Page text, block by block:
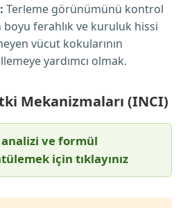
Terleme görünümünü kontrol
boyu ferahlık ve kuruluk hissi
vücut kokularının
yardımcı olmak.
Mekanizmaları (INCI)
analizi ve formül
için tıklayınız